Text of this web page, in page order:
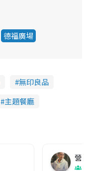
德福廣場
無印良品
主題餐廳
營養